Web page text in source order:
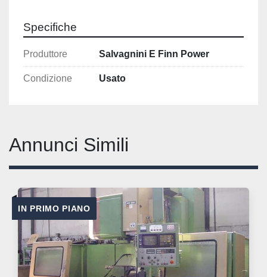
Specifiche
Produttore Salvagnini E Finn Power
Condizione Usato
Annunci Simili
IN PRIMO PIANO